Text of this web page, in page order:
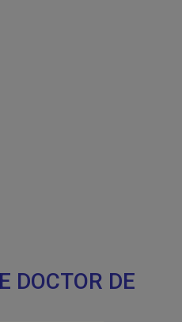
DOCTOR DE